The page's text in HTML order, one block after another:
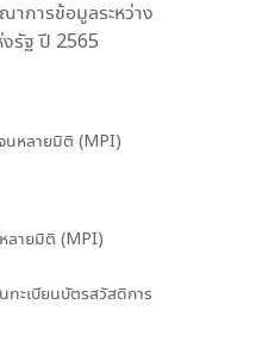
การข้อมูลระหว่าง
รัฐ ปี 2565
นหลายมิติ (MPI)
ลายมิติ (MPI)
ทะเบียนบัตรสวัสดิการ